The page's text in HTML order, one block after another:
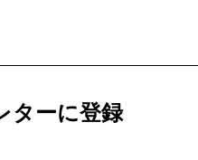
ターに登録